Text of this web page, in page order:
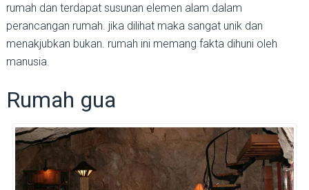
rumah dan terdapat susunan elemen alam dalam
perancangan rumah. jika dilihat maka sangat unik dan
menakjubkan bukan. rumah ini memang fakta dihuni oleh
manusia.
Rumah gua